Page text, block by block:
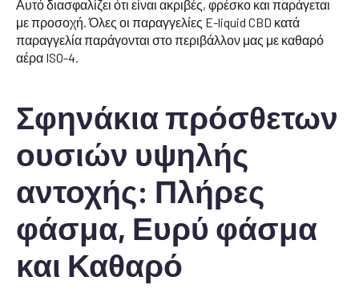
Αυτό διασφαλίζει ότι είναι ακριβές, φρέσκο και παράγεται
με προσοχή. Όλες οι παραγγελίες E-liquid CBD κατά
παραγγελία παράγονται στο περιβάλλον μας με καθαρό
αέρα ISO-4.
Σφηνάκια πρόσθετων
ουσιών υψηλής
αντοχής: Πλήρες
φάσμα, Ευρύ φάσμα
και Καθαρό